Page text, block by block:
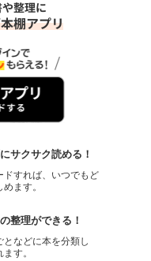
サクサク読める！
ドすれば、いつでもど
ます。
整理ができる！
などに本を分類し
す。